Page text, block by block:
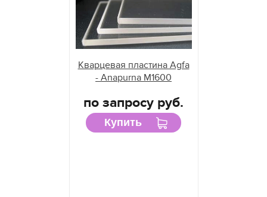
Кварцевая пластина Agfa
- Anapurna M1600
по запросу руб.
Купить